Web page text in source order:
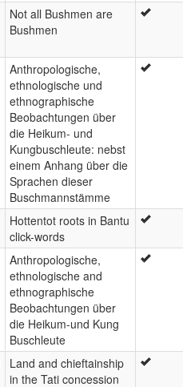
Not all Bushmen are
Bushmen
Anthropologische,
ethnologische und
ethnographische
Beobachtungen über
die Heikum- und
Kungbuschleute: nebst
einem Anhang über die
Sprachen dieser
Buschmannstämme
Hottentot roots in Bantu
click-words
Anthropologische,
ethnologische and
ethnographische
Beobachtungen über
die Heikum-und Kung
Buschleute
Land and chieftainship
in the Tati concession